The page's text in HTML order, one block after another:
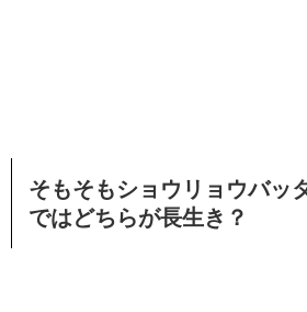
そもそもショウリョウバッ
ではどちらが長生き？